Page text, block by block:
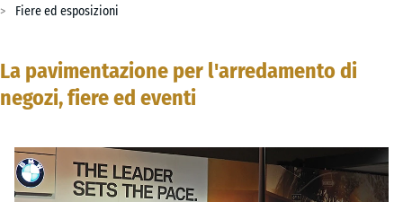
Fiere ed esposizioni
La pavimentazione per l'arredamento di
negozi, fiere ed eventi